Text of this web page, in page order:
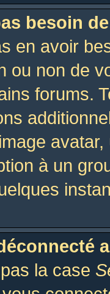
besoin
en avoir
ou non de
forums.
à un
la case